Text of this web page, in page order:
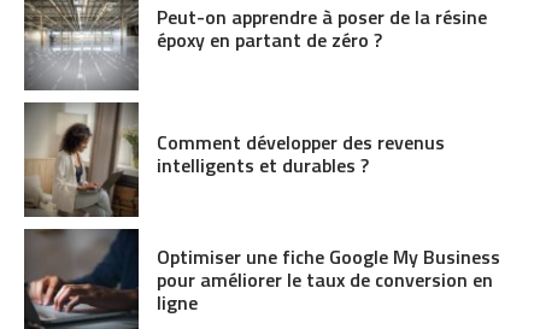
Peut-on apprendre à poser de la résine
époxy en partant de zéro ?
Comment développer des revenus
intelligents et durables ?
Optimiser une fiche Google My Business
pour améliorer le taux de conversion en
ligne